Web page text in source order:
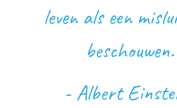
leven als een
- Albert